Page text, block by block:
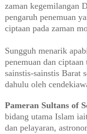
zaman kegemilangan
pengaruh penemuan
ciptaan pada zaman
Sungguh menarik
penemuan dan
sainstis-sainstis Barat
dahulu oleh
Pameran Sultans of
bidang utama Islam
dan pelayaran,